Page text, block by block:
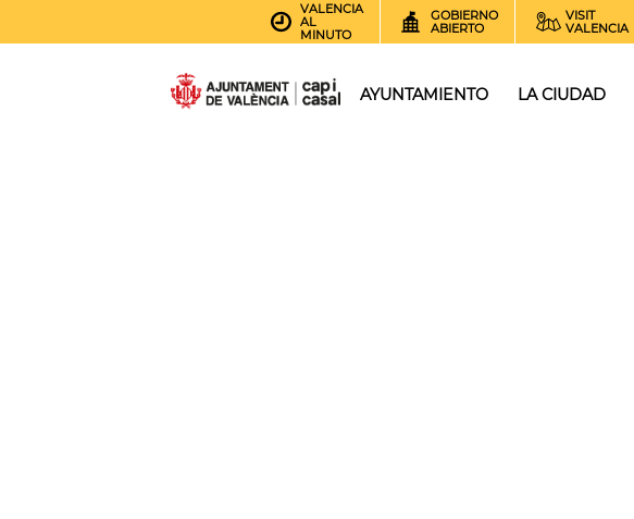
VALENCIA
AL
MINUTO
GOBIERNO
ABIERTO
VISIT
VALENCIA
AYUNTAMIENTO LA CIUDAD